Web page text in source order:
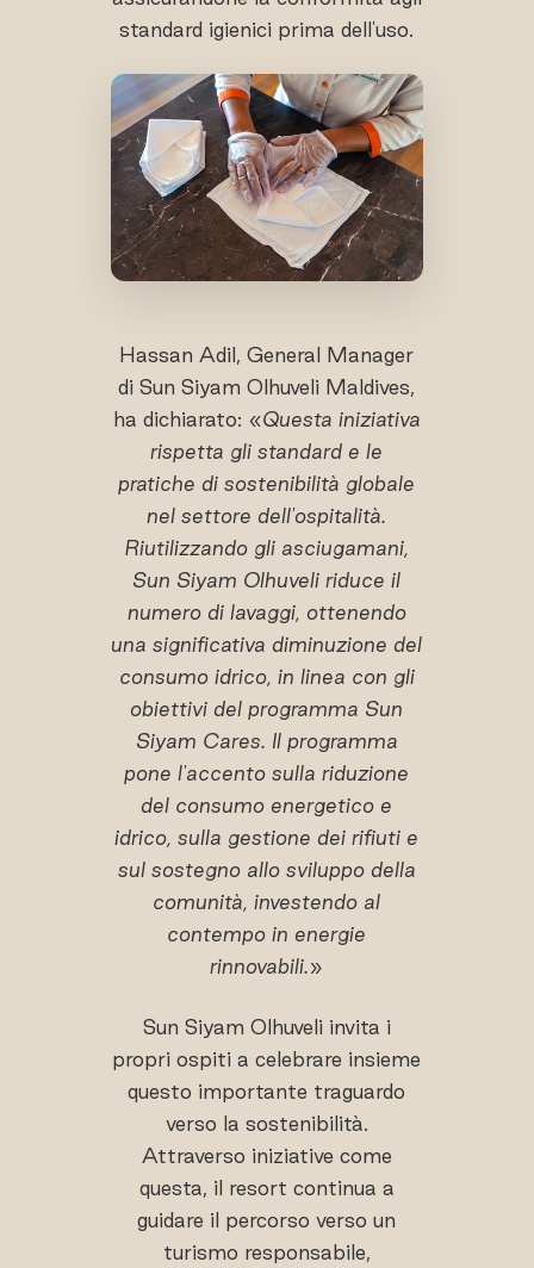
standard igienici prima dell'uso.
Hassan Adil, General Manager
di Sun Siyam Olhuveli Maldives,
ha dichiarato: «Questa iniziativa
rispetta gli standard e le
pratiche di sostenibilità globale
nel settore dell'ospitalità.
Riutilizzando gli asciugamani,
Sun Siyam Olhuveli riduce il
numero di lavaggi, ottenendo
una significativa diminuzione del
consumo idrico, in linea con gli
obiettivi del programma Sun
Siyam Cares. Il programma
pone l'accento sulla riduzione
del consumo energetico e
idrico, sulla gestione dei rifiuti e
sul sostegno allo sviluppo della
comunità, investendo al
contempo in energie
rinnovabili. »
Sun Siyam Olhuveli invita i
propri ospiti a celebrare insieme
questo importante traguardo
verso la sostenibilità.
Attraverso iniziative come
questa, il resort continua a
guidare il percorso verso un
turismo responsabile,